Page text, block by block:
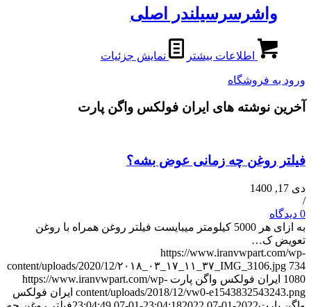
واشرسرسیلندر اصلی
اطلاعات بیشتر نمایش جزئیات
ورود به فروشگاه
آخرین نوشته های ایران فولکس واگن پارت
فیلتر روغن چه زمانی عوض بشه؟
دی 17, 1400
/
0 دیدگاه
به ازای هر 5000 کیلومتر میبایست فیلتر روغن همراه با روغن
تعویض ک…
https://www.iranvwpart.com/wp-
content/uploads/2020/12/۲۰۱۸_۰۳_۱۷_۱۱_۳۷_IMG_3106.jpg 734
1080 ایران فولکس واگن پارت https://www.iranvwpart.com/wp-
content/uploads/2018/12/vw0-e1543832543243.png ایران فولکس